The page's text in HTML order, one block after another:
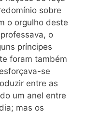
sobre
o orgulho deste
o
príncipes
foram também
se
entre as
um anel entre
mas os